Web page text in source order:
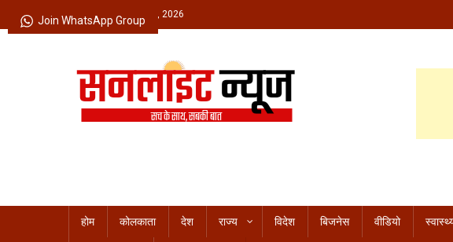
to
Friday, August 07, 2026
होम कोलकाता देश राज्य विदेश बिजनेस वीडियो
Join WhatsApp Group